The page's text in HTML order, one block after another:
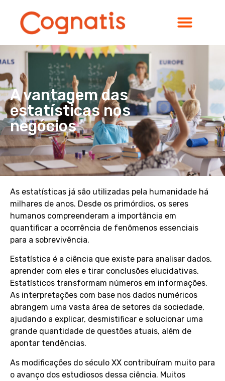
A vantagem das
estatísticas nos
negócios
As estatísticas já são utilizadas pela humanidade há
milhares de anos. Desde os primórdios, os seres
humanos compreenderam a importância em
quantificar a ocorrência de fenômenos essenciais
para a sobrevivência.
Estatística é a ciência que existe para analisar dados,
aprender com eles e tirar conclusões elucidativas.
Estatísticos transformam números em informações.
As interpretações com base nos dados numéricos
abrangem uma vasta área de setores da sociedade,
ajudando a explicar, desmistificar e solucionar uma
grande quantidade de questões atuais, além de
apontar tendências.
As modificações do século XX contribuíram muito para
o avanço dos estudiosos dessa ciência. Muitos